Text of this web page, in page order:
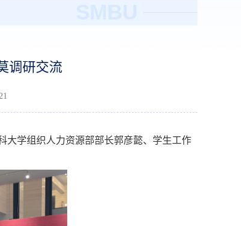
调研交流
大学组织人力资源部部长郭彦懿、学生工作